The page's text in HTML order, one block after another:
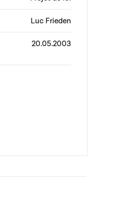
Luc Frieden
20.05.2003